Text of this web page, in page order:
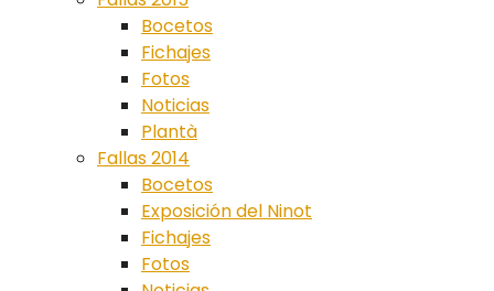
Bocetos
Fichajes
Fotos
Noticias
Plantà
Fallas 2014
Bocetos
Exposición del Ninot
Fichajes
Fotos